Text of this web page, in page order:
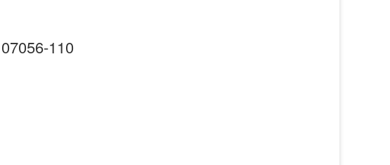
07056-110